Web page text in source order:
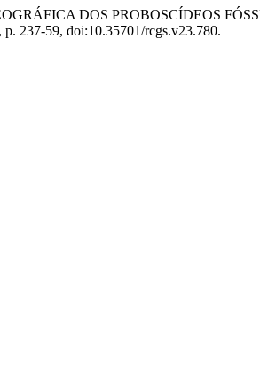
DOS PROBOSCÍDEOS
p. 237-59, doi:10.35701/rcgs.v23.780.